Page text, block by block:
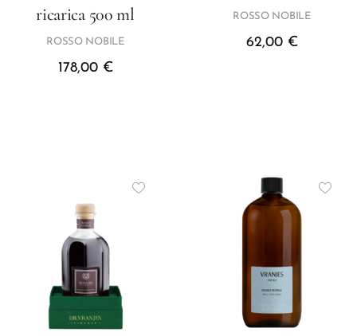
ricarica 500 ml
ROSSO NOBILE
178,00 €
ROSSO NOBILE
62,00 €